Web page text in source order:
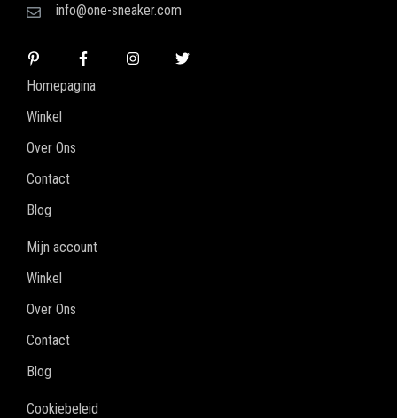
info@one-sneaker.com
Homepagina
Winkel
Over Ons
Contact
Blog
Mijn account
Winkel
Over Ons
Contact
Blog
Cookiebeleid